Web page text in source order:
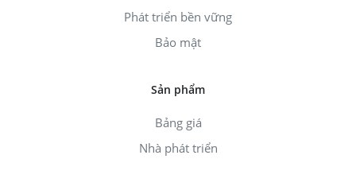
Phát triển bền vững
Bảo mật
Sản phẩm
Bảng giá
Nhà phát triển